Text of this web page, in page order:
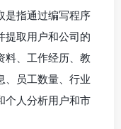
是指通过编写程序
提取用户和公司的
料、工作经历、教
、员工数量、行业
个人分析用户和市